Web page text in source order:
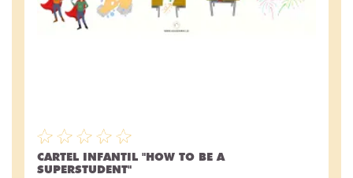
CARTEL INFANTIL "HOW TO BE A
SUPERSTUDENT"